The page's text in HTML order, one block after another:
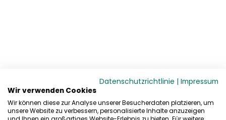
Datenschutzrichtlinie | Impressum
Wir verwenden Cookies
Wir können diese zur Analyse unserer Besucherdaten platzieren, um
unsere Website zu verbessern, personalisierte Inhalte anzuzeigen